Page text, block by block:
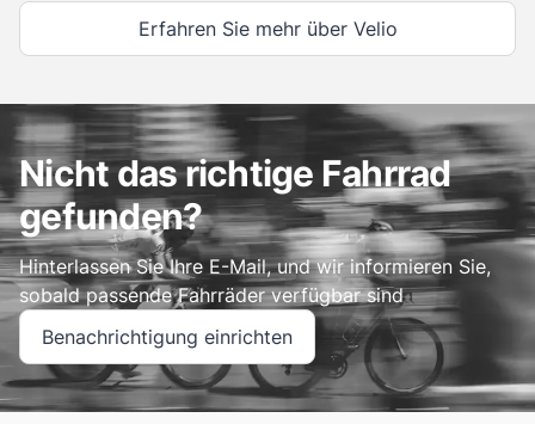
Erfahren Sie mehr über Velio
Nicht das richtige Fahrrad
gefunden?
Hinterlassen Sie Ihre E-Mail, und wir informieren Sie,
sobald passende Fahrräder verfügbar sind
Benachrichtigung einrichten